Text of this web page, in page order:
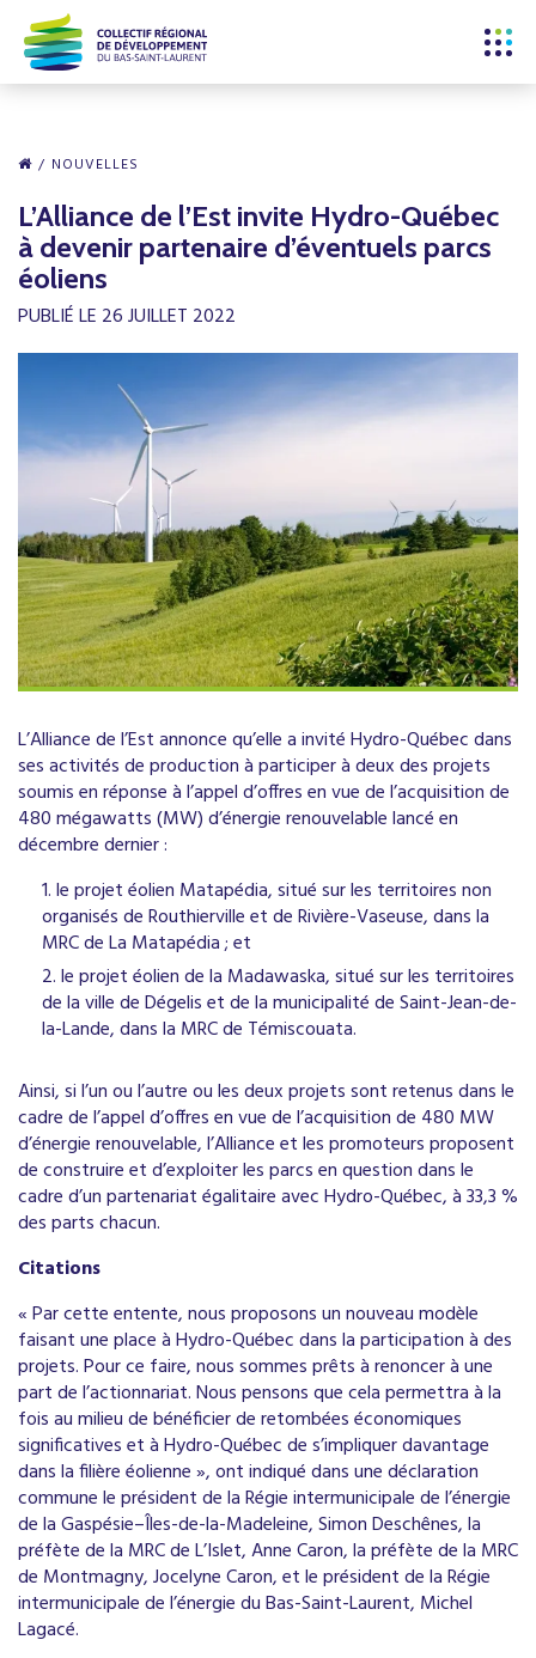
NOUVELLES
L’Alliance de l’Est invite Hydro-Québec
à devenir partenaire d’éventuels parcs
éoliens
PUBLIÉ LE 26 JUILLET 2022
L’Alliance de l’Est annonce qu’elle a invité Hydro-Québec dans
ses activités de production à participer à deux des projets
soumis en réponse à l’appel d’offres en vue de l’acquisition de
480 mégawatts (MW) d’énergie renouvelable lancé en
décembre dernier :
le projet éolien Matapédia, situé sur les territoires non
organisés de Routhierville et de Rivière-Vaseuse, dans la
MRC de La Matapédia ; et
le projet éolien de la Madawaska, situé sur les territoires
de la ville de Dégelis et de la municipalité de Saint-Jean-de-
la-Lande, dans la MRC de Témiscouata.
Ainsi, si l’un ou l’autre ou les deux projets sont retenus dans le
cadre de l’appel d’offres en vue de l’acquisition de 480 MW
d’énergie renouvelable, l’Alliance et les promoteurs proposent
de construire et d’exploiter les parcs en question dans le
cadre d’un partenariat égalitaire avec Hydro-Québec, à 33,3 %
des parts chacun.
Citations
« Par cette entente, nous proposons un nouveau modèle
faisant une place à Hydro-Québec dans la participation à des
projets. Pour ce faire, nous sommes prêts à renoncer à une
part de l’actionnariat. Nous pensons que cela permettra à la
fois au milieu de bénéficier de retombées économiques
significatives et à Hydro-Québec de s’impliquer davantage
dans la filière éolienne », ont indiqué dans une déclaration
commune le président de la Régie intermunicipale de l’énergie
de la Gaspésie–Îles-de-la-Madeleine, Simon Deschênes, la
préfète de la MRC de L’Islet, Anne Caron, la préfète de la MRC
de Montmagny, Jocelyne Caron, et le président de la Régie
intermunicipale de l’énergie du Bas-Saint-Laurent, Michel
Lagacé.